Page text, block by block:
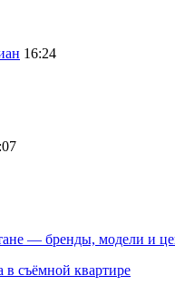
16:24
— бренды, модели и
в съёмной квартире